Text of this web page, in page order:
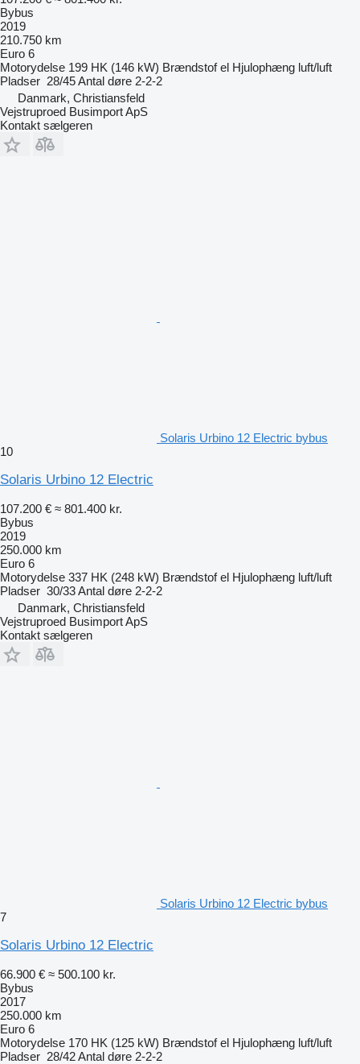
Bybus
2019
210.750 km
Euro 6
Motorydelse 199 HK (146 kW) Brændstof el Hjulophæng luft/luft
Pladser 28/45Antal døre 2-2-2
Danmark, Christiansfeld
Vejstruproed Busimport ApS
Kontakt sælgeren
Solaris Urbino 12 Electric bybus
10
Solaris Urbino 12 Electric
107.200 € ≈ 801.400 kr.
Bybus
2019
250.000 km
Euro 6
Motorydelse 337 HK (248 kW) Brændstof el Hjulophæng luft/luft
Pladser 30/33Antal døre 2-2-2
Danmark, Christiansfeld
Vejstruproed Busimport ApS
Kontakt sælgeren
Solaris Urbino 12 Electric bybus
7
Solaris Urbino 12 Electric
66.900 € ≈ 500.100 kr.
Bybus
2017
250.000 km
Euro 6
Motorydelse 170 HK (125 kW) Brændstof el Hjulophæng luft/luft
Pladser 28/42Antal døre 2-2-2